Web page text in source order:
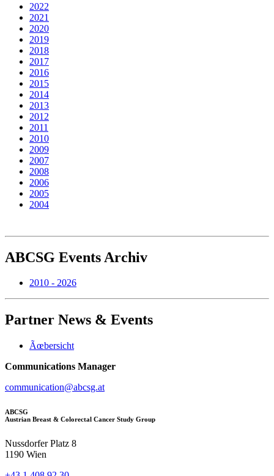
2022
2021
2020
2019
2018
2017
2016
2015
2014
2013
2012
2011
2010
2009
2007
2008
2006
2005
2004
ABCSG Events Archiv
2010 - 2026
Partner News & Events
Ãœbersicht
Communications Manager
communication@abcsg.at
ABCSG
Austrian Breast & Colorectal Cancer Study Group
Nussdorfer Platz 8
1190 Wien